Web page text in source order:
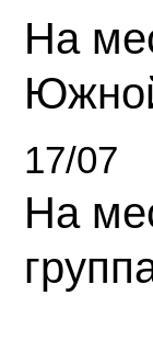
На
17/07
На